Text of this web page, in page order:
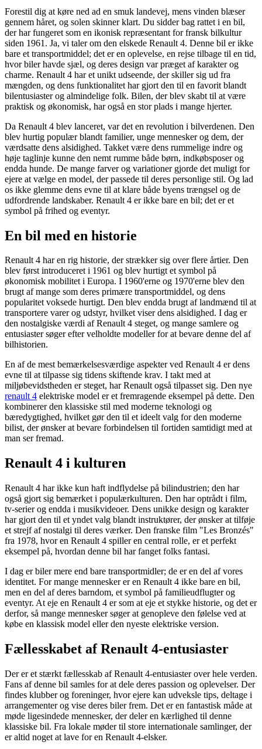
Forestil dig at køre ned ad en smuk landevej, mens vinden blæser
gennem håret, og solen skinner klart. Du sidder bag rattet i en bil,
der har fungeret som en ikonisk repræsentant for fransk bilkultur
siden 1961. Ja, vi taler om den elskede Renault 4. Denne bil er ikke
bare et transportmiddel; det er en oplevelse, en rejse tilbage til en tid,
hvor biler havde sjæl, og deres design var præget af karakter og
charme. Renault 4 har et unikt udseende, der skiller sig ud fra
mængden, og dens funktionalitet har gjort den til en favorit blandt
bilentusiaster og almindelige folk. Bilen, der blev skabt til at være
praktisk og økonomisk, har også en stor plads i mange hjerter.
Da Renault 4 blev lanceret, var det en revolution i bilverdenen. Den
blev hurtig populær blandt familier, unge mennesker og dem, der
værdsatte dens alsidighed. Takket være dens rummelige indre og
høje taglinje kunne den nemt rumme både børn, indkøbsposer og
endda hunde. De mange farver og variationer gjorde det muligt for
ejere at vælge en model, der passede til deres personlige stil. Og lad
os ikke glemme dens evne til at klare både byens trængsel og de
udfordrende landskaber. Renault 4 er ikke bare en bil; det er et
symbol på frihed og eventyr.
En bil med en historie
Renault 4 har en rig historie, der strækker sig over flere årtier. Den
blev først introduceret i 1961 og blev hurtigt et symbol på
økonomisk mobilitet i Europa. I 1960'erne og 1970'erne blev den
brugt af mange som deres primære transportmiddel, og dens
popularitet voksede hurtigt. Den blev endda brugt af landmænd til at
transportere varer og udstyr, hvilket viser dens alsidighed. I dag er
den nostalgiske værdi af Renault 4 steget, og mange samlere og
entusiaster søger efter velholdte modeller for at bevare denne del af
bilhistorien.
En af de mest bemærkelsesværdige aspekter ved Renault 4 er dens
evne til at tilpasse sig tidens skiftende krav. I takt med at
miljøbevidstheden er steget, har Renault også tilpasset sig. Den nye
renault 4 elektriske model er et fremragende eksempel på dette. Den
kombinerer den klassiske stil med moderne teknologi og
bæredygtighed, hvilket gør den til et ideelt valg for den moderne
bilist, der ønsker at bevare forbindelsen til fortiden samtidigt med at
man ser fremad.
Renault 4 i kulturen
Renault 4 har ikke kun haft indflydelse på bilindustrien; den har
også gjort sig bemærket i populærkulturen. Den har optrådt i film,
tv-serier og endda i musikvideoer. Dens unikke design og karakter
har gjort den til et yndet valg blandt instruktører, der ønsker at tilføje
et strejf af nostalgi til deres værker. Den franske film "Les Bronzés"
fra 1978, hvor en Renault 4 spiller en central rolle, er et perfekt
eksempel på, hvordan denne bil har fanget folks fantasi.
I dag er biler mere end bare transportmidler; de er en del af vores
identitet. For mange mennesker er en Renault 4 ikke bare en bil,
men en del af deres barndom, et symbol på familieudflugter og
eventyr. At eje en Renault 4 er som at eje et stykke historie, og det er
derfor, så mange mennesker søger at genopleve den følelse ved at
købe en klassisk model eller den nyeste elektriske version.
Fællesskabet af Renault 4-entusiaster
Der er et stærkt fællesskab af Renault 4-entusiaster over hele verden.
Fans af denne bil samles for at dele deres passion og oplevelser. Der
findes klubber og foreninger, hvor ejere kan udveksle tips, deltage i
arrangementer og vise deres biler frem. Det er en fantastisk måde at
møde ligesindede mennesker, der deler en kærlighed til denne
klassiske bil. Fra lokale møder til store internationale samlinger, der
er altid noget at lave for en Renault 4-elsker.